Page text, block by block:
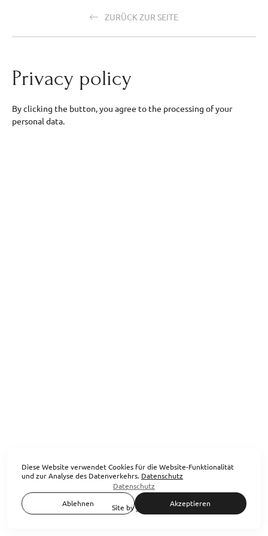
ZURÜCK ZUR SEITE
Privacy policy
By clicking the button, you agree to the processing of your
personal data.
Datenschutz
Site bywfolio
Diese Website verwendet Cookies für die Website-Funktionalität
und zur Analyse des Datenverkehrs. Datenschutz
Ablehnen Akzeptieren